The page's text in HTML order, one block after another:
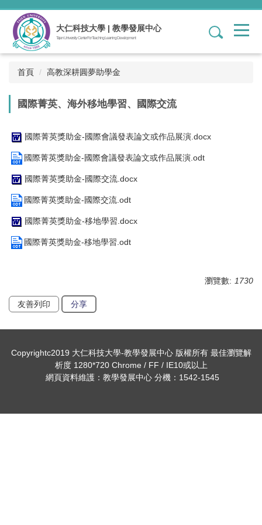
跳
主
要
內
大仁科技大學 | 教學發展中心
Tajen University Center For Teaching Learning Development
1
首頁 高教深耕圓夢助學金
國際菁英、海外移地學習、國際交流
國際菁英獎助金-國際會議發表論文或作品展演.docx
國際菁英獎助金-國際會議發表論文或作品展演.odt
國際菁英獎助金-國際交流.docx
國際菁英獎助金-國際交流.odt
國際菁英獎助金-移地學習.docx
國際菁英獎助金-移地學習.odt
瀏覽數: 1730
友善列印 分享
Copyrightc2019 大仁科技大學-教學發展中心 版權所有 最佳瀏覽解
析度 1280*720 Chrome / FF / IE10或以上
網頁資料維護：教學發展中心 分機：1542-1545